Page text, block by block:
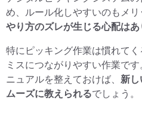
め、ルール化しやすいのもメリ
やり方のズレが生じる心配はあ
特にピッキング作業は慣れてく
ミスにつながりやすい作業で
ニュアルを整えておけば、 新
ムーズに教えられるでしょう。